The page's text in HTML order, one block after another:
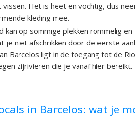
Het is heet en vochtig, dus
kleding mee.
kan op sommige plekken rommelig en
je niet afschrikken door de eerste
Barcelos ligt in de toegang tot de Rio
zijrivieren die je vanaf hier bereikt.
in Barcelos: wat je